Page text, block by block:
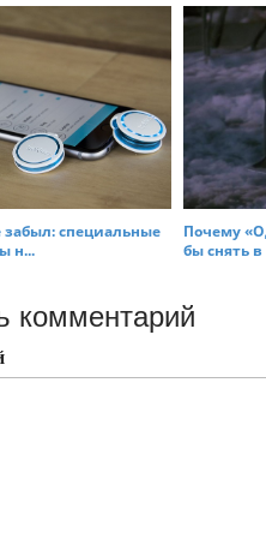
забыл: специальные
н...
Почему
бы снять в
комментарий